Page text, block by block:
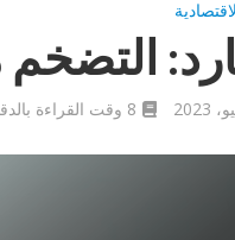
8 وقت القراءة بالدقيقة